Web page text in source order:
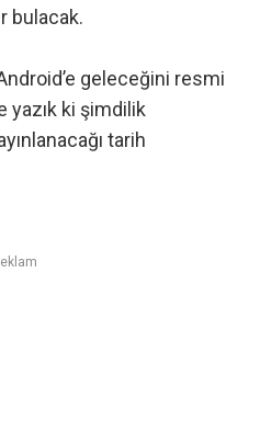
bulacak.
geleceğini resmi
yazık ki şimdilik
tarih